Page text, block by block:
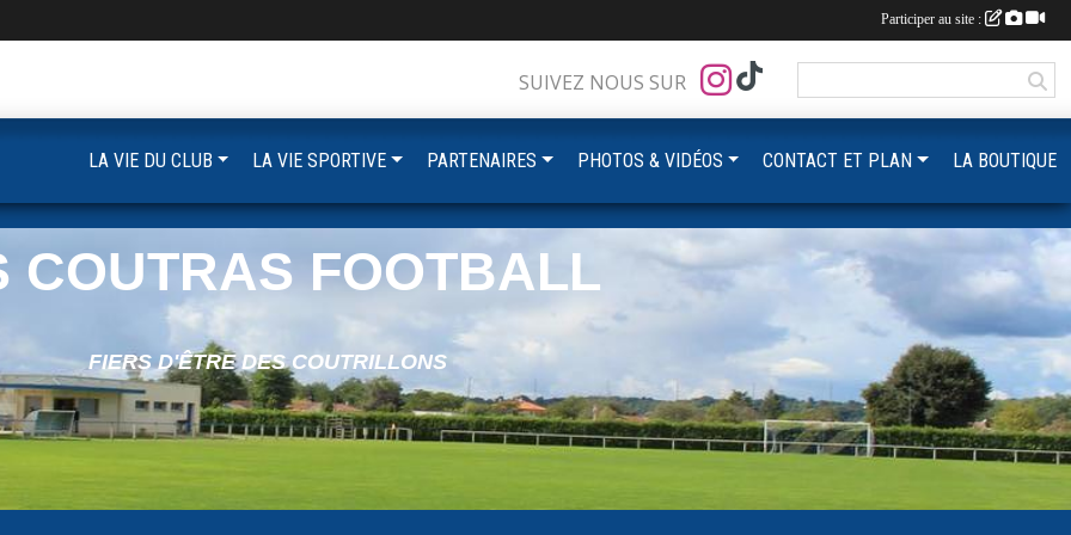
COUTRAS FOOTBALL
FIERS D'ÊTRE DES COUTRILLONS
SUIVEZ NOUS SUR
LA VIE DU CLUB LA VIE SPORTIVE PARTENAIRES PHOTOS & VIDÉOS CONTACT ET PLAN LA BOUTIQUE
Participer au site :